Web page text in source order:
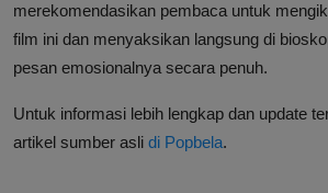
merekomendasikan pembaca untuk
film ini dan menyaksikan langsung di
pesan emosionalnya secara penuh.
Untuk informasi lebih lengkap dan update
artikel sumber asli di Popbela.